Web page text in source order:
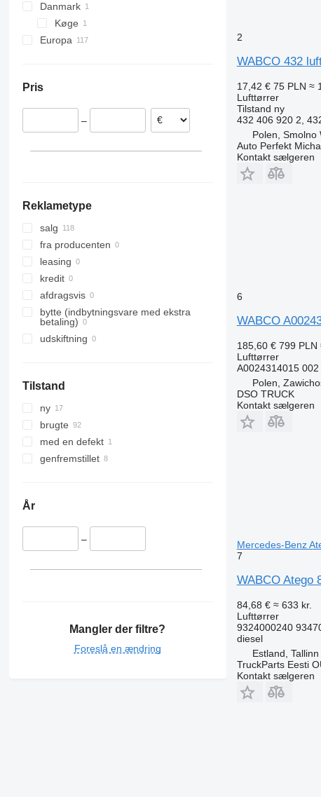
O-series
Sprinter
Tourismo
Danmark
Køge
Europa
Tyskland
Nederlandene
Pris
–
Reklametype
salg
fra producenten
leasing
kredit
afdragsvis
bytte (indbytningsvare med ekstra
betaling)
udskiftning
Tilstand
ny
brugte
med en defekt
genfremstillet
År
–
Mangler der filtre?
Foreslå en ændring
2
WABCO 432
17,42 € 75 PLN ≈
Lufttørrer
Tilstand ny
432 406 920 2,
Polen, Smolno
Auto Perfekt
Kontakt sælgeren
6
WABCO
185,60 € 799 PLN
Lufttørrer
A0024314015
Polen,
DSO TRUCK
Kontakt sælgeren
Mercedes-Benz
7
WABCO Atego
84,68 € ≈ 633 kr.
Lufttørrer
9324000240
diesel
Estland, Tallinn
TruckParts Eesti
Kontakt sælgeren